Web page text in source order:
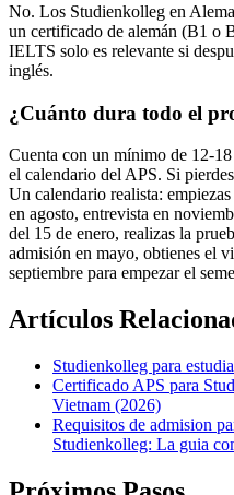
No. Los Studienkolleg en
un certificado de alemán (B1 o
IELTS solo es relevante si
inglés.
¿Cuánto dura todo el
Cuenta con un mínimo de 12-
el calendario del APS. Si
Un calendario realista:
en agosto, entrevista en
del 15 de enero, realizas la
admisión en mayo, obtienes el
septiembre para empezar el
Artículos
Studienkolleg para
Certificado APS para
Vietnam (2026)
Requisitos de admision
Studienkolleg: La guia